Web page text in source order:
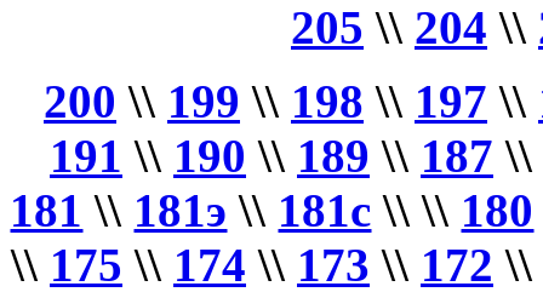
205 \\ 204 \\
200 \\ 199 \\ 198 \\ 197 \\
191 \\ 190 \\ 189 \\ 187 \\
181 \\ 181э \\ 181с \\ \\ 180
\\ 175 \\ 174 \\ 173 \\ 172 \\